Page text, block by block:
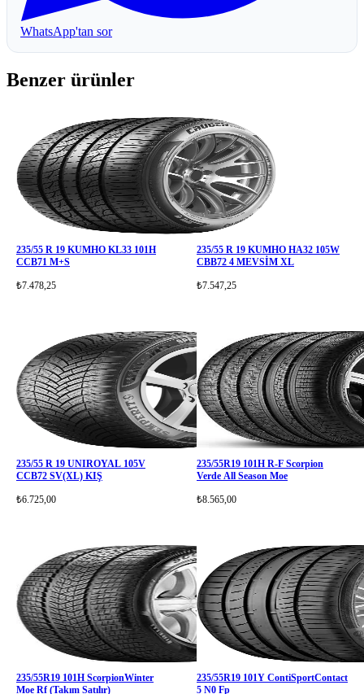
WhatsApp'tan sor
Benzer ürünler
235/55 R 19 KUMHO KL33 101H
CCB71 M+S
₺7.478,25
235/55 R 19 KUMHO HA32 105W
CBB72 4 MEVSİM XL
₺7.547,25
235/55 R 19 UNIROYAL 105V
CCB72 SV(XL) KIŞ
₺6.725,00
235/55R19 101H R-F Scorpion
Verde All Season Moe
₺8.565,00
235/55R19 101H ScorpionWinter
Moe Rf (Takım Satılır)
235/55R19 101Y ContiSportContact
5 N0 Fp